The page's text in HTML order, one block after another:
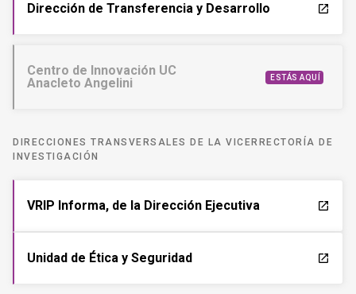
Dirección de Transferencia y Desarrollo launch
Centro de Innovación UC
Anacleto Angelini
ESTÁS AQUÍ
DIRECCIONES TRANSVERSALES DE LA VICERRECTORÍA DE
INVESTIGACIÓN
VRIP Informa, de la Dirección Ejecutiva launch
Unidad de Ética y Seguridad launch